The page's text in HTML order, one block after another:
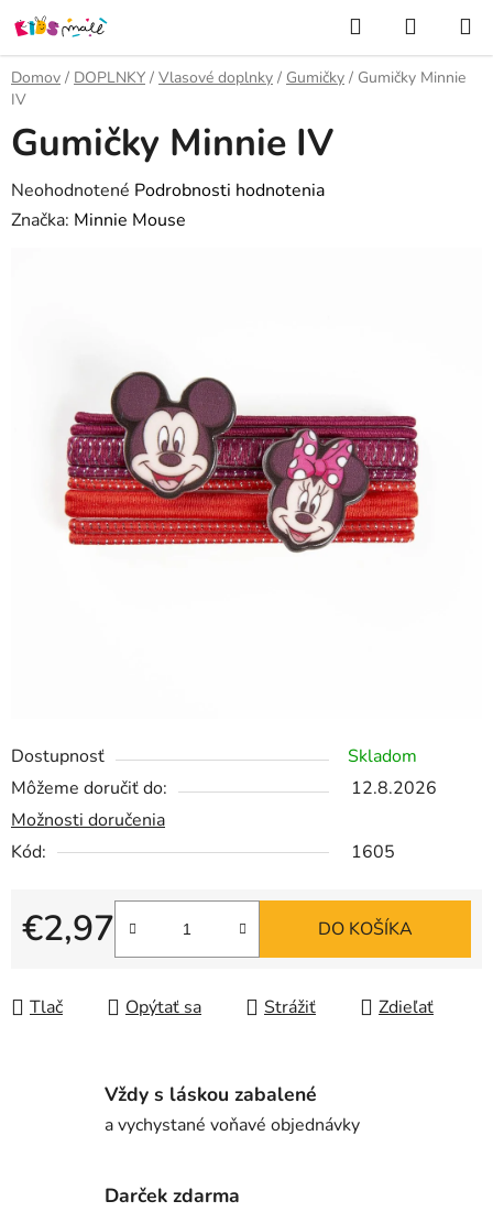
Prejsť
na
obsah
Hľadať
KOŠÍK
Domov / DOPLNKY / Vlasové doplnky / Gumičky / Gumičky Minnie
IV
Dostupnosť
Skladom
Môžeme doručiť do:
12.8.2026
Možnosti doručenia
Kód:
1605
€2,97
Jednotková cena:
DO KOŠÍKA
Tlač Opýtať sa Strážiť Zdieľať
Gumičky Minnie IV
Priemerné
hodnotenie
Neohodnotené Podrobnosti hodnotenia
Značka: Minnie Mouse
Vždy s láskou zabalené
a vychystané voňavé objednávky
Darček zdarma